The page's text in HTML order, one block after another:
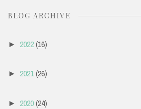
BLOG ARCHIVE
► 2022(16)
► 2021(26)
► 2020(24)